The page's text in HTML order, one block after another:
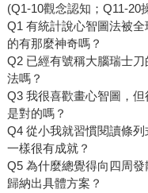
(Q1-10觀念認知；Q11-20
Q1 有統計說心智圖法被
的有那麼神奇嗎？
Q2 已經有號稱大腦瑞士
法嗎？
Q3 我很喜歡畫心智圖，
是對的嗎？
Q4 從小我就習慣閱讀條
一樣很有成就？
Q5 為什麼總覺得向四周
歸納出具體方案？